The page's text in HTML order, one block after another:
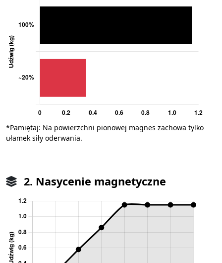
*Pamiętaj: Na powierzchni pionowej magnes zachowa tylko
ułamek siły oderwania.
2. Nasycenie magnetyczne